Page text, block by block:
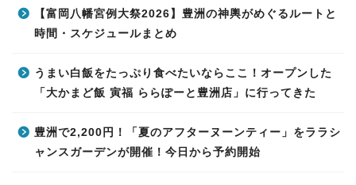
【富岡八幡宮例大祭2026】豊洲の神輿がめぐるルートと
時間・スケジュールまとめ
うまい白飯をたっぷり食べたいならここ！オープンした
「大かまど飯 寅福 ららぽーと豊洲店」に行ってきた
豊洲で2,200円！「夏のアフターヌーンティー」をララシ
ャンスガーデンが開催！今日から予約開始